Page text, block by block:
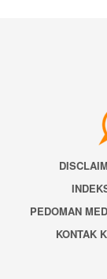
PEDOMAN
KONTAK